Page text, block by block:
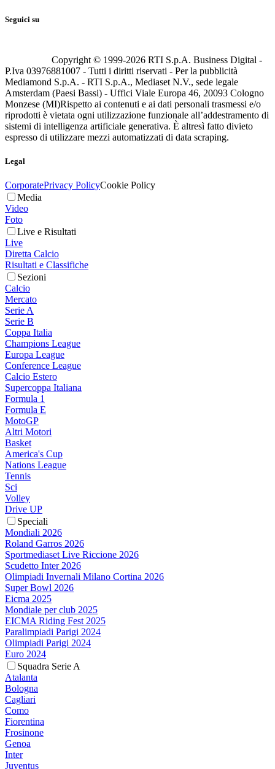
Seguici su
Copyright © 1999-2026 RTI S.p.A. Business Digital -
P.Iva 03976881007 - Tutti i diritti riservati - Per la pubblicità
Mediamond S.p.A. - RTI S.p.A., Mediaset N.V., sede legale
Amsterdam (Paesi Bassi) - Uffici Viale Europa 46, 20093 Cologno
Monzese (MI)Rispetto ai contenuti e ai dati personali trasmessi e/o
riprodotti è vietata ogni utilizzazione funzionale all’addestramento di
sistemi di intelligenza artificiale generativa. È altresì fatto divieto
espresso di utilizzare mezzi automatizzati di data scraping.
Legal
CorporatePrivacy PolicyCookie Policy
Media
Video
Foto
Live e Risultati
Live
Diretta Calcio
Risultati e Classifiche
Sezioni
Calcio
Mercato
Serie A
Serie B
Coppa Italia
Champions League
Europa League
Conference League
Calcio Estero
Supercoppa Italiana
Formula 1
Formula E
MotoGP
Altri Motori
Basket
America's Cup
Nations League
Tennis
Sci
Volley
Drive UP
Speciali
Mondiali 2026
Roland Garros 2026
Sportmediaset Live Riccione 2026
Scudetto Inter 2026
Olimpiadi Invernali Milano Cortina 2026
Super Bowl 2026
Eicma 2025
Mondiale per club 2025
EICMA Riding Fest 2025
Paralimpiadi Parigi 2024
Olimpiadi Parigi 2024
Euro 2024
Squadra Serie A
Atalanta
Bologna
Cagliari
Como
Fiorentina
Frosinone
Genoa
Inter
Juventus